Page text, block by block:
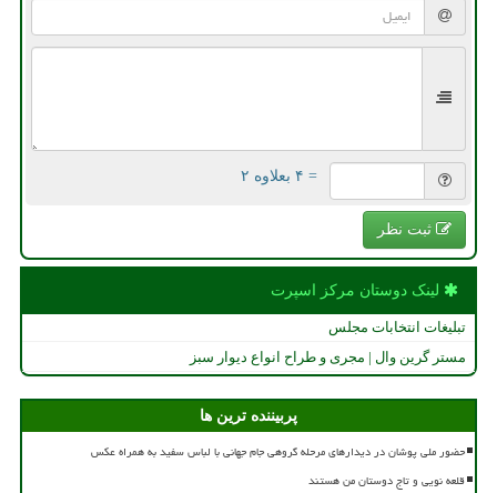
= ۴ بعلاوه ۲
ثبت نظر
لینک دوستان مركز اسپرت
تبلیغات انتخابات مجلس
مستر گرین وال | مجری و طراح انواع دیوار سبز
پربیننده ترین ها
حضور ملی پوشان در دیدارهای مرحله گروهی جام جهانی با لباس سفید به همراه عکس
قلعه نویی و تاج دوستان من هستند